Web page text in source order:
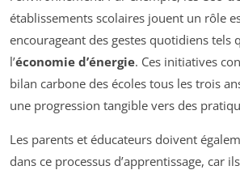
établissements scolaires jouent un rôle
encourageant des gestes quotidiens tels
l’économie d’énergie. Ces initiatives
bilan carbone des écoles tous les trois
une progression tangible vers des
Les parents et éducateurs doivent
dans ce processus d’apprentissage, car